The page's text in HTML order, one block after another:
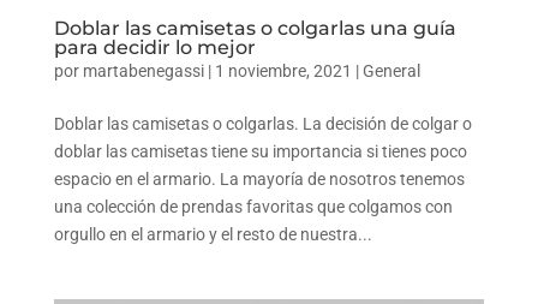
Doblar las camisetas o colgarlas una guía
para decidir lo mejor
por martabenegassi| 1 noviembre, 2021 |General
Doblar las camisetas o colgarlas. La decisión de colgar o
doblar las camisetas tiene su importancia si tienes poco
espacio en el armario. La mayoría de nosotros tenemos
una colección de prendas favoritas que colgamos con
orgullo en el armario y el resto de nuestra...